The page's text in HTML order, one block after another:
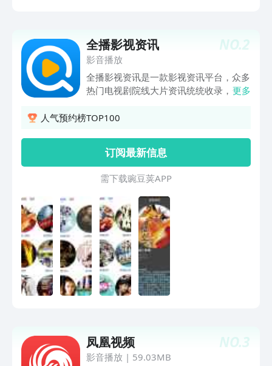
NO.2
全播影视资讯
影音播放
全播影视资讯是一款影视资讯平台，众多
热门电视剧院线大片资讯统统收录，你想
更多
人气预约榜TOP100
订阅最新信息
需 下 载 豌 豆 荚 A P P
NO.3
凤凰视频
影音播放 | 59.03MB